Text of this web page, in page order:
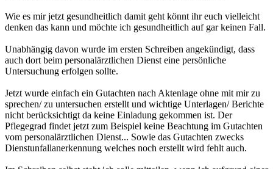
Wie es mir jetzt gesundheitlich damit geht könnt ihr euch vielleicht
denken das kann und möchte ich gesundheitlich auf gar keinen Fall.
Unabhängig davon wurde im ersten Schreiben angekündigt, dass
auch dort beim personalärztlichen Dienst eine persönliche
Untersuchung erfolgen sollte.
Jetzt wurde einfach ein Gutachten nach Aktenlage ohne mit mir zu
sprechen/ zu untersuchen erstellt und wichtige Unterlagen/ Berichte
nicht berücksichtigt da keine Einladung gekommen ist. Der
Pflegegrad findet jetzt zum Beispiel keine Beachtung im Gutachten
vom personalärztlichen Dienst... Sowie das Gutachten zwecks
Dienstunfallanerkennung welches noch erstellt wird fehlt auch.